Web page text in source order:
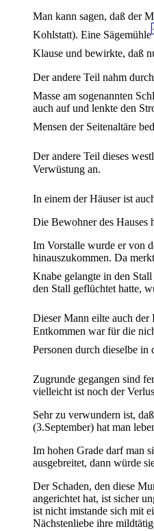
Man kann sagen, daß der
Kohlstatt). Eine Sägemühle
Klause und bewirkte, daß
Der andere Teil nahm
Masse am sogenannten
auch auf und lenkte den
Mensen der Seitenaltäre
Der andere Teil dieses
Verwüstung an.
In einem der Häuser ist
Die Bewohner des Hauses
Im Vorstalle wurde er von
hinauszukommen. Da
Knabe gelangte in den
den Stall geflüchtet hatte,
Dieser Mann eilte auch
Entkommen war für die
Personen durch dieselbe
Zugrunde gegangen sind
vielleicht ist noch der
Sehr zu verwundern ist,
(3.September) hat man
Im hohen Grade darf man
ausgebreitet, dann würde
Der Schaden, den diese
angerichtet hat, ist sicher
ist nicht imstande sich mit
Nächstenliebe ihre